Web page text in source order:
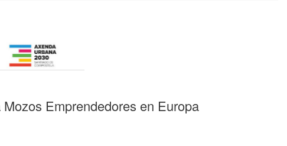
Emprendedores en Europa